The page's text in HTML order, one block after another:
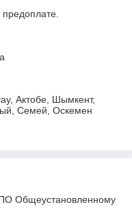
Актобе, Шымкент,
Семей, Оскемен
Общеустановленному